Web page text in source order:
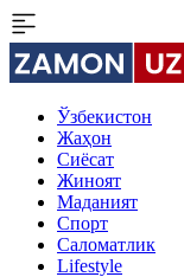
Ўзбекистон
Жаҳон
Сиёсат
Жиноят
Маданият
Спорт
Cаломатлик
Lifestyle